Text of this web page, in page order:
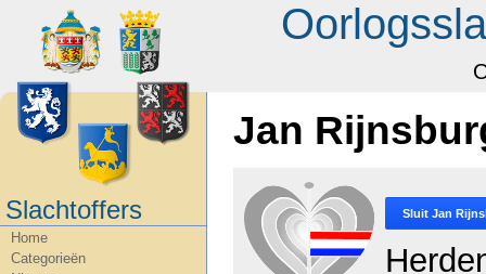
Slachtoffers
Home
Categorieën
Jan
Sluit Jan